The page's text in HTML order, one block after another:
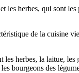
les herbes, qui sont
de la cuisine
herbes, la laitue,
bourgeons des